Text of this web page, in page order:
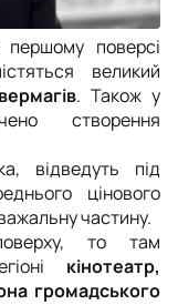
поверсі
великий
. Також у
створення
відведуть під
цінового
частину.
то там
кінотеатр,
громадського